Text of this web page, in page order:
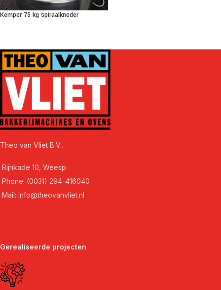
Kemper 75 kg spiraalkneder
Theo van Vliet B.V..
Rijnkade 10, Weesp
Phone: (0031) 294-416040
Mail: info@theovanvliet.nl
Gerealiseerde projecten